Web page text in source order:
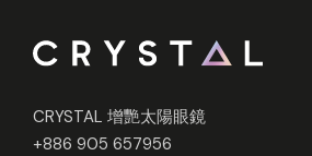
CRYSTAL 增艷太陽眼鏡
+886 905 657956